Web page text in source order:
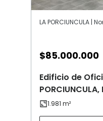
LA PORCIUNCULA |
$85.000.000
Edificio de